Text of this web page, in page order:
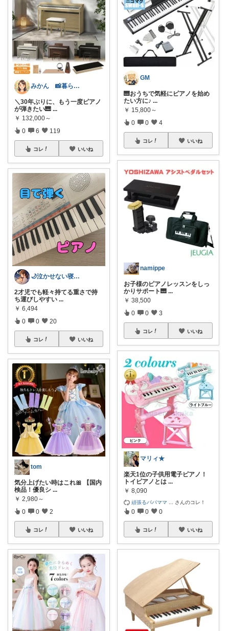
みかん 📸暮らしのオリ写ROOM
＼30年ぶりに、もう一度ピアノ
が弾きたい🎹 ...
￥ 132,000～
0 6 119
コレ いいね
🌙泣かせない寝かしつけROOM｜まいか
2才児でも軽々持てる重さで持
ち運びしやすい ...
￥ 6,494
0 0 20
コレ いいね
tom
気分上げたい時はこれ🎀 【国内
検品！優良シ ...
￥ 2,980～
0 0 2
コレ いいね
GM
🎹おうちで気軽にピアノを始め
たい方に♪ ...
￥ 15,800～
0 0 4
コレ いいね
namippe
お子様のピアノレッスンをしっ
かりサポート🎹 ...
￥ 38,500
0 0 3
コレ いいね
マリィ★
楽天1位の子供用電子ピアノ！
トイピアノとは ...
￥ 8,090
頑張るパパママ さんのコレ！
0 0 0
コレ いいね